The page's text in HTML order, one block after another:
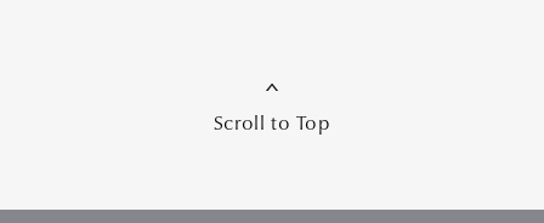
Scroll to Top